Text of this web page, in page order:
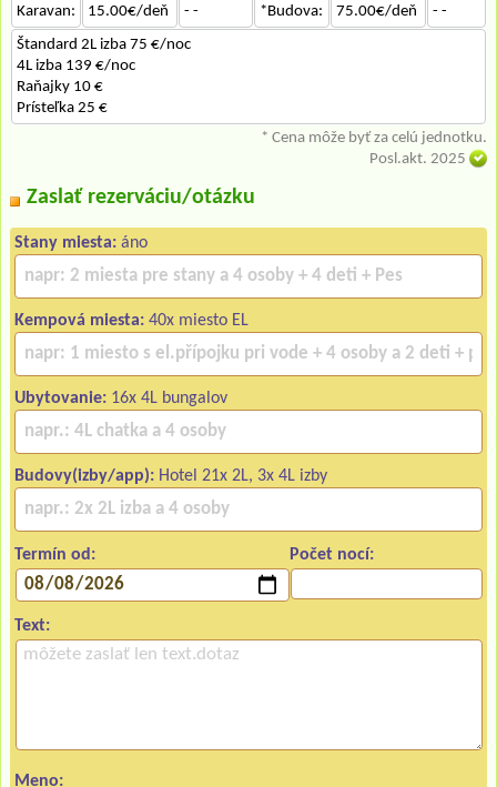
Karavan:
15.00€/deň - - *Budova: 75.00€/deň
- -
Štandard 2L izba 75 €/noc
4L izba 139 €/noc
Raňajky 10 €
Prísteľka 25 €
* Cena môže byť za celú jednotku.
Posl.akt. 2025
Zaslať rezerváciu/otázku
Stany miesta: áno
Kempová miesta: 40x miesto EL
Ubytovanie: 16x 4L bungalov
Budovy(izby/app): Hotel 21x 2L, 3x 4L izby
Termín od: Počet nocí:
Text:
Meno: